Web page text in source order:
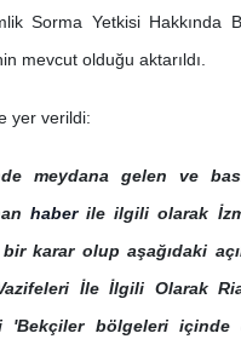
Sorma Yetkisi Hakkında
mevcut olduğu aktarıldı.
yer verildi:
meydana gelen ve
haberile ilgili olarak
karar olup aşağıdaki
İle İlgili Olarak
'Bekçiler bölgeleri